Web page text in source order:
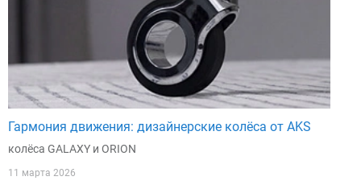
Гармония движения: дизайнерские колёса от AKS
колёса GALAXY и ORION
11 марта 2026